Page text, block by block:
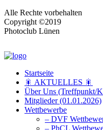
Alle Rechte vorbehalten
Copyright ©2019
Photoclub Lünen
Startseite
🎇 AKTUELLES 🎇
Über Uns (Treffpunkt/
Mitglieder (01.01.2026)
Wettbewerbe
– DVF
– PhCL